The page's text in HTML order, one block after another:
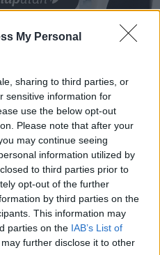
My Personal
sharing to third parties, or
sensitive information for
use the below opt-out
Please note that after your
may continue seeing
information utilized by
to third parties prior to
opt-out of the further
by third parties on the
This information may
parties on the IAB’s List of
further disclose it to other
milyen
A